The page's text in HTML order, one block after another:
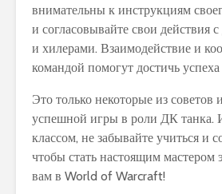
внимательны к инструкциям
и согласовывайте свои действия
и хилерами. Взаимодействие и
командой помогут достичь
Это только некоторые из советов
успешной игры в роли ДК танка.
классом, не забывайте учиться и
чтобы стать настоящим мастером
вам в World of Warcraft!